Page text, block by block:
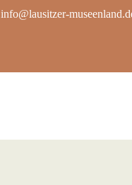
info@lausitzer-